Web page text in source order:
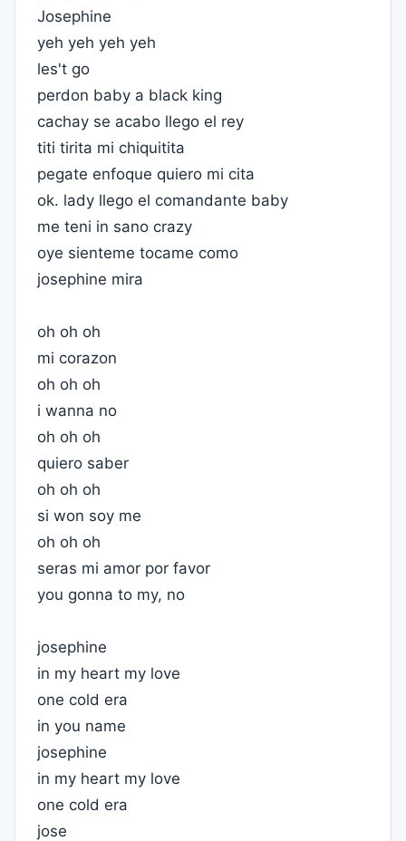
Josephine
yeh yeh yeh yeh
les't go
perdon baby a black king
cachay se acabo llego el rey
titi tirita mi chiquitita
pegate enfoque quiero mi cita
ok. lady llego el comandante baby
me teni in sano crazy
oye sienteme tocame como
josephine mira
oh oh oh
mi corazon
oh oh oh
i wanna no
oh oh oh
quiero saber
oh oh oh
si won soy me
oh oh oh
seras mi amor por favor
you gonna to my, no
josephine
in my heart my love
one cold era
in you name
josephine
in my heart my love
one cold era
jose